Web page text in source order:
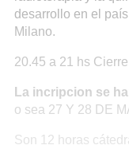
desarrollo en el
Milano.
20.45 a 21 hs
La incripcion se
o sea 27 Y 28 DE
Son 12 horas